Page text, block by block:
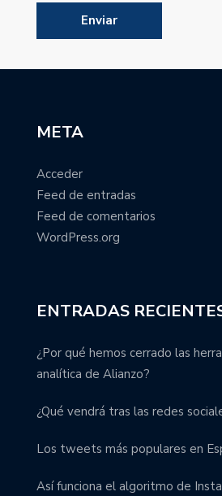
META
Acceder
Feed de entradas
Feed de comentarios
WordPress.org
ENTRADAS
¿Por qué hemos cerrado las
analítica de Alianzo?
¿Qué vendrá tras las redes
Los tweets más populares en
Así funciona el algoritmo de